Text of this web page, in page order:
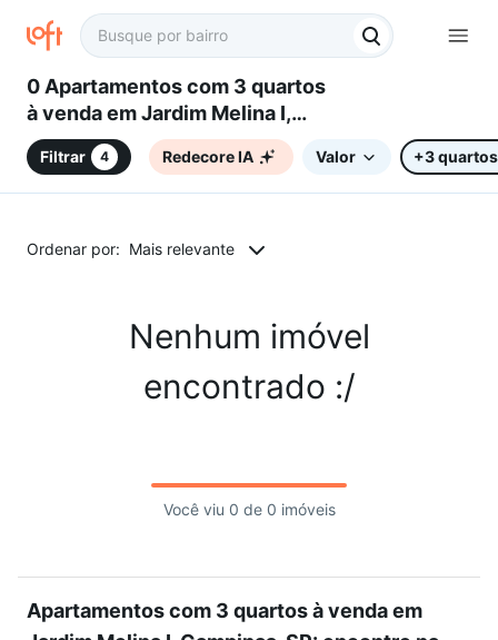
0 Apartamentos com 3 quartos
à venda em Jardim Melina I,
Campinas, SP
Filtrar 4 Redecore IA Valor +3 quartos
Ordenar por: Mais relevante
Nenhum imóvel
encontrado :/
Você viu 0 de 0 imóveis
Apartamentos com 3 quartos à venda em